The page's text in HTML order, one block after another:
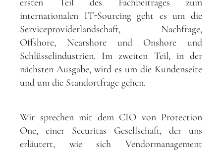
ersten Teil des Fachbeitrages zum
internationalen IT-Sourcing geht es um die
Serviceproviderlandschaft, Nachfrage,
Offshore, Nearshore und Onshore und
Schlüsselindustrien. Im zweiten Teil, in der
nächsten Ausgabe, wird es um die Kundenseite
und um die Standortfrage gehen.
Wir sprechen mit dem CIO von Protection
One, einer Securitas Gesellschaft, der uns
erläutert, wie sich Vendormanagement